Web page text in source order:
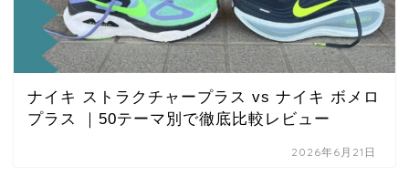
ナイキ ストラクチャープラス vs ナイキ ボメロ
プラス ｜50テーマ別で徹底比較レビュー
2026年6月21日